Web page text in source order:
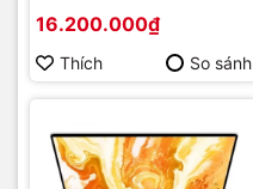
16.200.000₫
Thích So sánh